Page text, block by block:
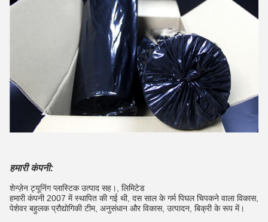
हमारी कंपनी:
शेन्ज़ेन ट्यूनिंग प्लास्टिक उत्पाद सह।, लिमिटेड
हमारी कंपनी 2007 में स्थापित की गई थी, दस साल के गर्म पिघल चिपकने वाला विकास,
पेशेवर बहुलक प्रौद्योगिकी टीम, अनुसंधान और विकास, उत्पादन, बिक्री के रूप में।